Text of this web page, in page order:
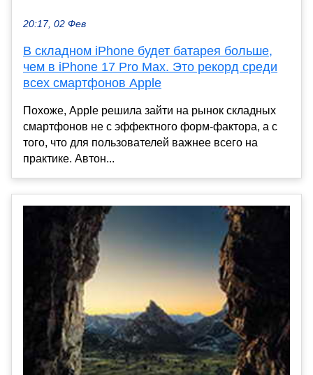
20:17, 02 Фев
В складном iPhone будет батарея больше,
чем в iPhone 17 Pro Max. Это рекорд среди
всех смартфонов Apple
Похоже, Apple решила зайти на рынок складных
смартфонов не с эффектного форм-фактора, а с
того, что для пользователей важнее всего на
практике. Автон...